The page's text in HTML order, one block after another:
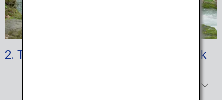
2. Towada-Hachimantai National Park